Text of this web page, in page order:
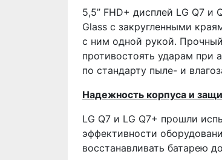
5,5’’ FHD+ дисплей LG Q7
Glass с закругленными
с ним одной рукой.
противостоять ударам при
по стандарту пыле- и
Надежность корпуса и
LG Q7 и LG Q7+ прошли
эффективности
восстанавливать батарею